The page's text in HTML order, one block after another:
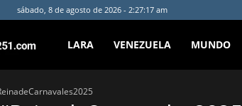
sábado, 8 de agosto de 2026 - 2:27:17 am
Noticias251
LARA VENEZUELA MUNDO